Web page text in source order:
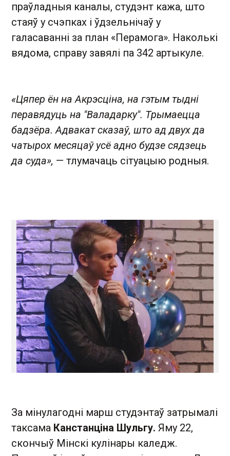
праўладныя каналы, студэнт кажа, што
стаяў у счэпках і ўдзельнічаў у
галасаванні за план «Перамога». Наколькі
вядома, справу завялі па 342 артыкуле.
«Цяпер ён на Акрэсціна, на гэтым тыдні
перавядуць на "Валадарку". Трымаецца
бадзёра. Адвакат сказаў, што ад двух да
чатырох месяцаў усё адно будзе сядзець
да суда», — тлумачаць сітуацыю родныя.
За мінулагодні марш студэнтаў затрымалі
таксама Канстанціна Шульгу. Яму 22,
скончыў Мінскі кулінары каледж.